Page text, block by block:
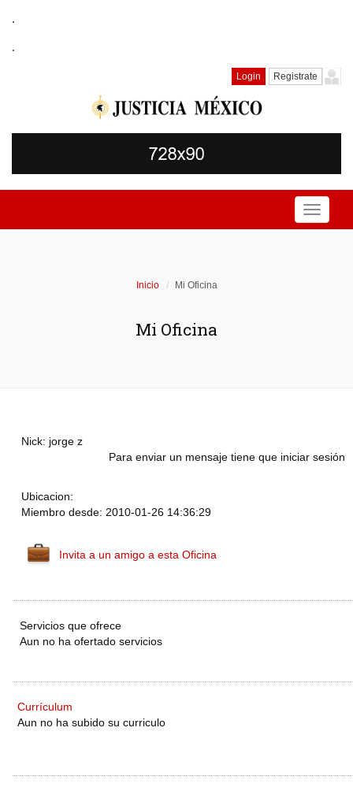
.
.
Login Registrate
Toggle
Inicio Mi Oficina
Mi Oficina
Nick: jorge z
Para enviar un mensaje tiene que iniciar sesión
Ubicacion:
Miembro desde: 2010-01-26 14:36:29
Invita a un amigo a esta Oficina
Servicios que ofrece
Aun no ha ofertado servicios
Currículum
Aun no ha subido su curriculo